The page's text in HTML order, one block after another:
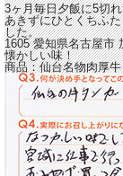
3ヶ月毎日夕飯に5切
あきずにひとくちふ
した。
1605 愛知県名古屋市
懐かしい味！
商品：仙台名物肉厚